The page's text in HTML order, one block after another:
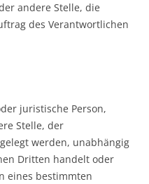
andere Stelle, die
des Verantwortlichen
juristische Person,
Stelle, der
werden, unabhängig
Dritten handelt oder
eines bestimmten